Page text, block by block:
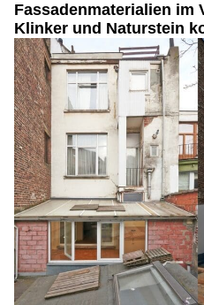
Fassadenmaterialien im
Klinker und Naturstein